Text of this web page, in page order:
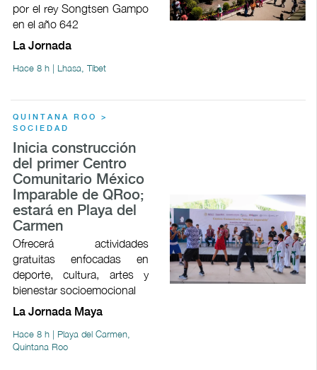
por el rey Songtsen Gampo
en el año 642
La Jornada
Hace 8 h | Lhasa, Tíbet
QUINTANA ROO >
SOCIEDAD
Inicia construcción
del primer Centro
Comunitario México
Imparable de QRoo;
estará en Playa del
Carmen
Ofrecerá actividades
gratuitas enfocadas en
deporte, cultura, artes y
bienestar socioemocional
La Jornada Maya
Hace 8 h | Playa del Carmen,
Quintana Roo